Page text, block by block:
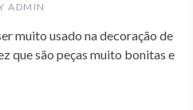
ADMIN
muito usado na decoração de
que são peças muito bonitas e